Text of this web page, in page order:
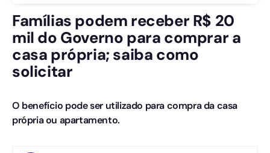
Famílias podem receber R$ 20
mil do Governo para comprar a
casa própria; saiba como
solicitar
O benefício pode ser utilizado para compra da casa
própria ou apartamento.